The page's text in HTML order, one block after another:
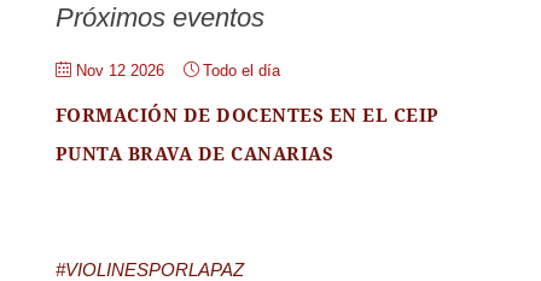
Próximos eventos
Nov 12 2026 Todo el día
FORMACIÓN DE DOCENTES EN EL CEIP
PUNTA BRAVA DE CANARIAS
#VIOLINESPORLAPAZ